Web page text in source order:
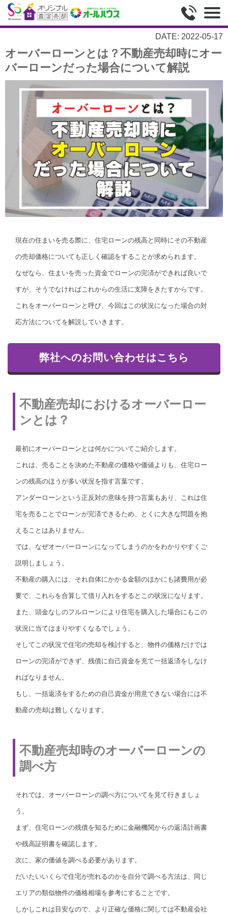
DATE: 2022-05-17
オーバーローンとは？不動産売却時にオー
バーローンだった場合について解説
現在の住まいを売る際に、住宅ローンの残高と同時にその不動産
の売却価格についても正しく確認をすることが求められます。
なぜなら、住まいを売った資金でローンの完済ができれば良いで
すが、そうでなければこれからの生活に支障をきたすからです。
これをオーバーローンと呼び、今回はこの状況になった場合の対
応方法についてを解説していきます。
弊社へのお問い合わせはこちら
不動産売却におけるオーバーロー
ンとは？
最初にオーバーローンとは何かについてご紹介します。
これは、売ることを決めた不動産の価格や価値よりも、住宅ロー
ンの残高のほうが多い状況を指す言葉です。
アンダーローンという正反対の意味を持つ言葉もあり、これは住
宅を売ることでローンが完済できるため、とくに大きな問題を抱
えることはありません。
では、なぜオーバーローンになってしまうのかをわかりやすくご
説明しましょう。
不動産の購入には、それ自体にかかる金額のほかにも諸費用が必
要で、これらを合算して借り入れをするとこの状況になります。
また、頭金なしのフルローンにより住宅を購入した場合にもこの
状況に当てはまりやすくなるでしょう。
そしてこの状況で住宅の売却を検討すると、物件の価格だけでは
ローンの完済ができず、残債に自己資金を充て一括返済をしなけ
ればなりません。
もし、一括返済をするための自己資金が用意できない場合には不
動産の売却は難しくなります。
不動産売却時のオーバーローンの
調べ方
それでは、オーバーローンの調べ方についてを見て行きましょ
う。
まず、住宅ローンの残債を知るために金融機関からの返済計画書
や残高証明書を確認します。
次に、家の価値を調べる必要があります。
だいたいいくらで住宅が売れるのかを自分で調べる方法は、同じ
エリアの類似物件の価格相場を参考にすることです。
しかしこれは目安なので、より正確な価格に関しては不動産会社